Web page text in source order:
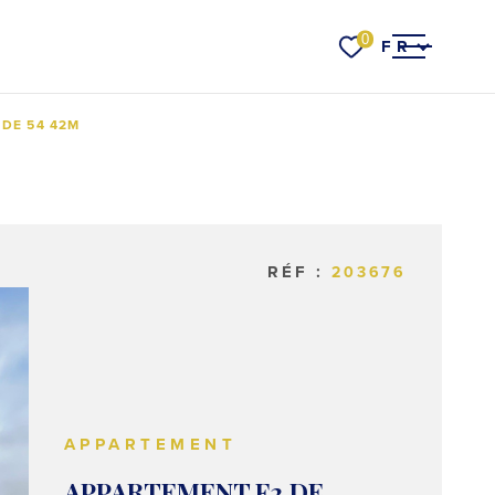
0 Langue
FR
54 42M
RÉF :203676
APPARTEMENT